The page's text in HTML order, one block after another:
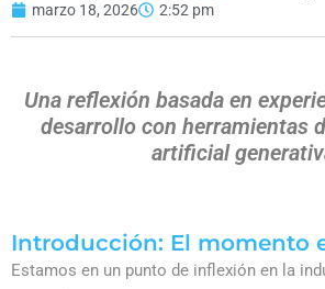
marzo 18, 2026
2:52 pm
Una reflexión basada en
desarrollo con herramientas
artificial
Introducción: El momento
Estamos en un punto de inflexión en la